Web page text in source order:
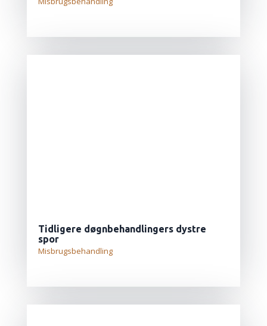
Tidligere døgnbehandlingers dystre
spor
Misbrugsbehandling